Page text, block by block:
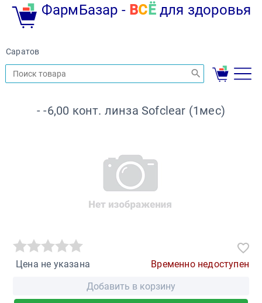
ФармБазар - ВС Ёдля здоровья
Саратов
- -6,00 конт. линза Sofclear (1мес)
Цена не указана
Временно недоступен
Добавить в корзину